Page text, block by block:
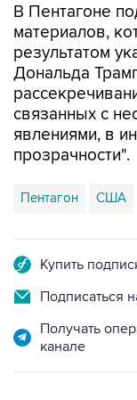
В Пентагоне
материалов,
результатом
Дональда
связанных с
явлениями, в
прозрачности".
Пентагон США
Купить
Подписаться
Получать
канале